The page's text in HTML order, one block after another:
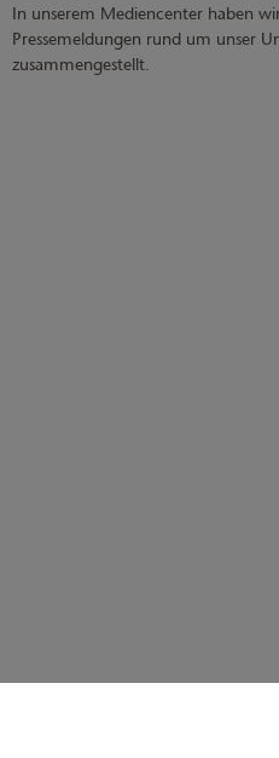
In unserem Mediencenter haben
Pressemeldungen rund um unser
zusammengestellt.